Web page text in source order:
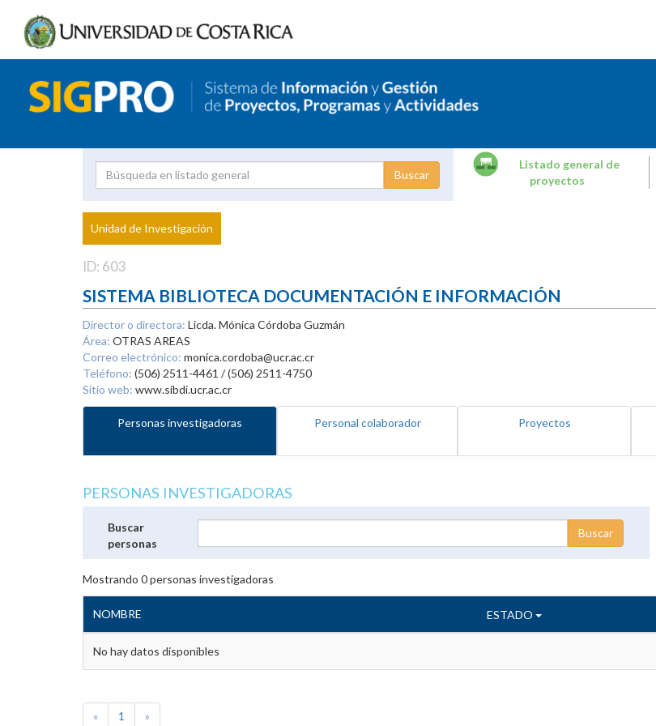
Proyecto
Investigador
Listado general de
proyectos
Unidad de Investigación
ID: 603
SISTEMA BIBLIOTECA DOCUMENTACIÓN E INFORMACIÓN
Director o directora: Licda. Mónica Córdoba Guzmán
Área: OTRAS AREAS
Correo electrónico: monica.cordoba@ucr.ac.cr
Teléfono: (506) 2511-4461 / (506) 2511-4750
Sitio web: www.sibdi.ucr.ac.cr
Personas investigadoras Personal colaborador Proyectos
PERSONAS INVESTIGADORAS
Buscar
personas
Mostrando 0personas investigadoras
NOMBRE ESTADO
No hay datos disponibles
« 1 »